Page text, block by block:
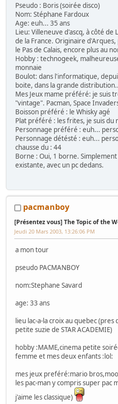
Pseudo : Boris (soirée disco)
Nom: Stéphane Fardoux
Age: euh... 35 ans
Lieu: Villeneuve d'ascq, à côté de
de la France. Originaire
le Pas de Calais, encore plus au
Hobby : technogeek,
monnaie
Boulot: dans l'informatique,
boite, dans la grande
Mes Jeux mame préféré: je suis
"vintage". Pacman, Space
Boisson préféré : le Whisky agé
Plat préféré : les frites, je suis du
Personnage préféré : euh...
Personnage détésté : euh...
chausse du : 44
Borne : Oui, 1 borne.
existante, avec un pc dedans.
pacmanboy
[Présentez vous] The Topic of the
Jeudi 20 Mars 2003, 13:26:06 PM
a mon tour
pseudo PACMANBOY
nom:Stephane Savard
age: 33 ans
lieu lac-a-la croix au quebec
petite suzie de STAR ACADEMIE)
hobby :MAME,cinema petite
femme et mes deux enfants :lol:
mes jeux preféré:mario
les pac-man y compris super pac
j'aime les classique)